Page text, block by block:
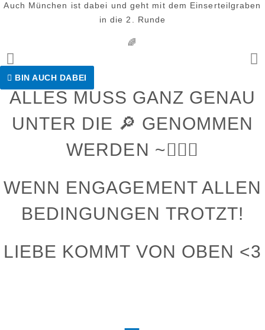
Auch München ist dabei und geht mit dem Einserteilgraben
in die 2. Runde
🌈
BIN AUCH DABEI
ALLES MUSS GANZ GENAU
UNTER DIE 🔎 GENOMMEN
WERDEN ~🕵🏻‍♂️
WENN ENGAGEMENT ALLEN
BEDINGUNGEN TROTZT!
LIEBE KOMMT VON OBEN <3